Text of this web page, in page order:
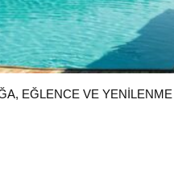
EĞLENCE VE YENILENME